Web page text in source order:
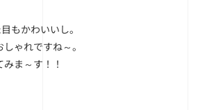
もかわいいし。
ゃれですね～。
ま～す！！